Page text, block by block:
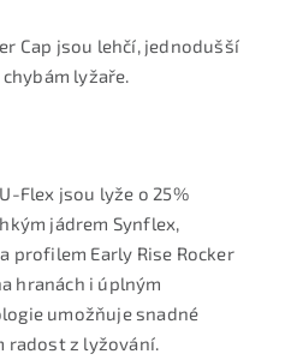
Cap jsou lehčí, jednodušší
lyžaře.
Flex jsou lyže o 25%
jádrem Synflex,
profilem Early Rise Rocker
hranách i úplným
umožňuje snadné
radost z lyžování.